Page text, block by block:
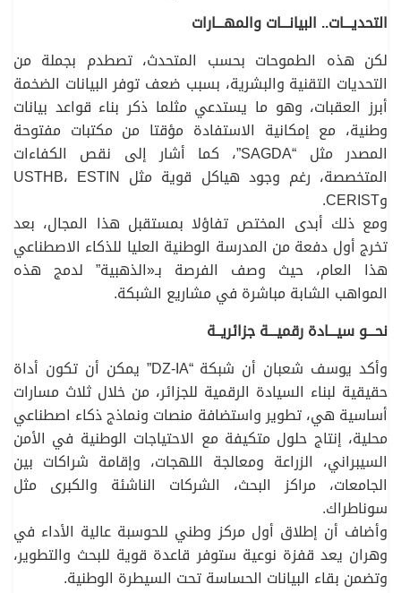
التحديـــات.. البيانـــات والمهـــارات
لكن هذه الطموحات بحسب المتحدث، تصطدم بجملة من
التحديات التقنية والبشرية، بسبب ضعف توفر البيانات الضخمة
أبرز العقبات، وهو ما يستدعي مثلما ذكر بناء قواعد بيانات
وطنية، مع إمكانية الاستفادة مؤقتا من مكتبات مفتوحة
المصدر مثل “SAGDA”، كما أشار إلى نقص الكفاءات
المتخصصة، رغم وجود هياكل قوية مثل USTHB، ESTIN
وCERIST.
ومع ذلك أبدى المختص تفاؤلا بمستقبل هذا المجال، بعد
تخرج أول دفعة من المدرسة الوطنية العليا للذكاء الاصطناعي
هذا العام، حيث وصف الفرصة بـ«الذهبية” لدمج هذه
المواهب الشابة مباشرة في مشاريع الشبكة.
نحـــو سيـــادة رقميـــة جزائريــة
وأكد يوسف شعبان أن شبكة “DZ-IA” يمكن أن تكون أداة
حقيقية لبناء السيادة الرقمية للجزائر، من خلال ثلاث مسارات
أساسية هي، تطوير واستضافة منصات ونماذج ذكاء اصطناعي
محلية، إنتاج حلول متكيفة مع الاحتياجات الوطنية في الأمن
السيبراني، الزراعة ومعالجة اللهجات، وإقامة شراكات بين
الجامعات، مراكز البحث، الشركات الناشئة والكبرى مثل
سوناطراك.
وأضاف أن إطلاق أول مركز وطني للحوسبة عالية الأداء في
وهران يعد قفزة نوعية ستوفر قاعدة قوية للبحث والتطوير،
وتضمن بقاء البيانات الحساسة تحت السيطرة الوطنية.